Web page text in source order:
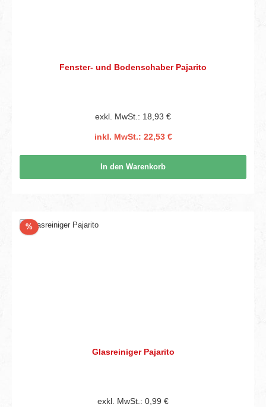
Fenster- und Bodenschaber Pajarito
exkl. MwSt.: 18,93 €
inkl. MwSt.: 22,53 €
In den Warenkorb
%Rabatt
Glasreiniger Pajarito
exkl. MwSt.: 0,99 €